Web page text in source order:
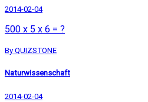
2014-02-04
500 x 5 x 6 = ?
By QUIZSTONE
Naturwissenschaft
2014-02-04